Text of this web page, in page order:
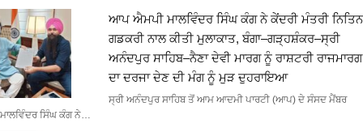
ਆਪ ਐਮਪੀ ਮਾਲਵਿੰਦਰ ਸਿੰਘ ਕੰਗ ਨੇ ਕੇਂਦਰੀ ਮੰਤਰੀ ਨਿਤਿਨ
ਗਡਕਰੀ ਨਾਲ ਕੀਤੀ ਮੁਲਾਕਾਤ, ਬੰਗਾ–ਗੜ੍ਹਸ਼ੰਕਰ–ਸ੍ਰੀ
ਅਨੰਦਪੁਰ ਸਾਹਿਬ–ਨੈਣਾ ਦੇਵੀ ਮਾਰਗ ਨੂੰ ਰਾਸ਼ਟਰੀ ਰਾਜਮਾਰਗ
ਦਾ ਦਰਜਾ ਦੇਣ ਦੀ ਮੰਗ ਨੂੰ ਮੁੜ ਦੁਹਰਾਇਆ
ਸ੍ਰੀ ਅਨੰਦਪੁਰ ਸਾਹਿਬ ਤੋਂ ਆਮ ਆਦਮੀ ਪਾਰਟੀ (ਆਪ) ਦੇ ਸੰਸਦ ਮੈਂਬਰ
ਮਾਲਵਿੰਦਰ ਸਿੰਘ ਕੰਗ ਨੇ…